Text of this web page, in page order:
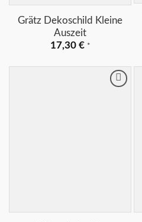
Grätz Dekoschild Kleine
Auszeit
17,30 € *
Merkliste